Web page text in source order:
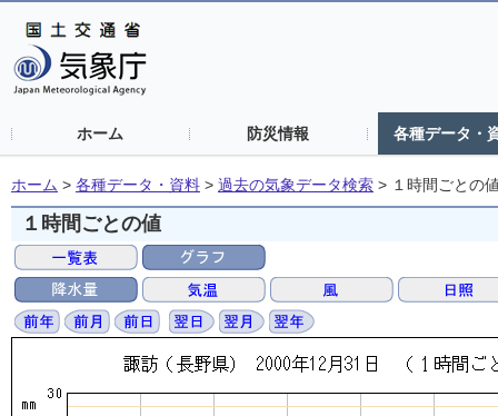
ホーム 防災情報 各種データ・
ホーム > 各種データ・資料 > 過去の気象データ検索 > １時間ごとの
１時間ごとの値